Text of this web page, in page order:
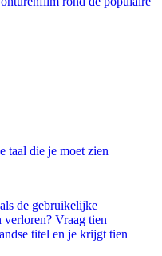
taal die je moet zien
de gebruikelijke
Vraag tien
titel en je krijgt tien